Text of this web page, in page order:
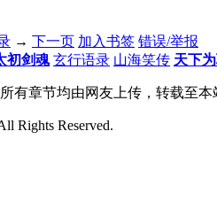
→ 下一页 加入书签 错误/举报
初剑魂 玄行语录 山海笑传 天下
有章节均由网友上传，转载至
Rights Reserved.